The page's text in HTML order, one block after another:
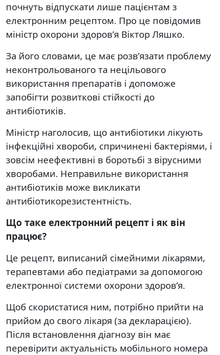
почнуть відпускати лише пацієнтам з
електронним рецептом. Про це повідомив
міністр охорони здоров’я Віктор Ляшко.
За його словами, це має розв’язати проблему
неконтрольованого та нецільового
використання препаратів і допоможе
запобігти розвиткові стійкості до
антибіотиків.
Міністр наголосив, що антибіотики лікують
інфекційні хвороби, спричинені бактеріями, і
зовсім неефективні в боротьбі з вірусними
хворобами. Неправильне використання
антибіотиків може викликати
антибіотикорезистентність.
Що таке електронний рецепт і як він
працює?
Це рецепт, виписаний сімейними лікарями,
терапевтами або педіатрами за допомогою
електронної системи охорони здоров’я.
Щоб скористатися ним, потрібно прийти на
прийом до свого лікаря (за декларацією).
Після встановлення діагнозу він має
перевірити актуальність мобільного номера